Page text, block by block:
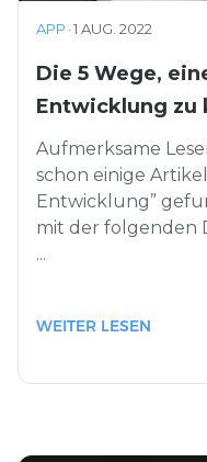
APP ·1 AUG. 2022
Die 5 Wege,
Entwicklung zu
Aufmerksame
schon einige
Entwicklung”
mit der folgenden
...
WEITER LESEN